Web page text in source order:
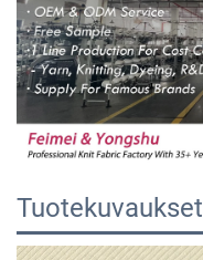
Tuotekuvaukset